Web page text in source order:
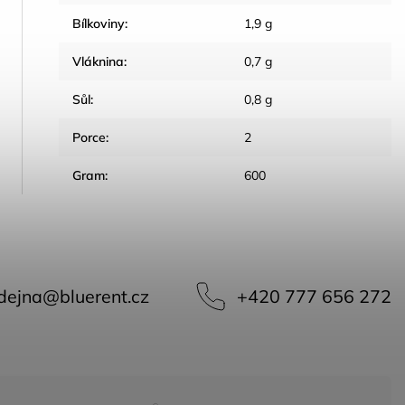
Bílkoviny: 1,9 g
Vláknina: 0,7 g
Sůl: 0,8 g
Porce: 2
Gram: 600
@bluerent.cz +420 777 656 272